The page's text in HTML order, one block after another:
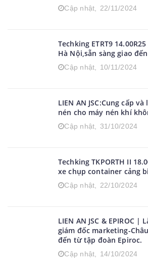
Cập nhật, 22/11/2024
Techking ETRT9
Hà Nội,sẵn sàng giao
Cập nhật, 10/11/2024
LIEN AN JSC:Cung cấp
nén cho máy nén khí
Cập nhật, 31/10/2024
Techking TKPORTH II
xe chụp container cảng
Cập nhật, 22/10/2024
LIEN AN JSC & EPIROC |
giám đốc marketing-
đến từ tập đoàn Epiroc.
Cập nhật, 14/10/2024